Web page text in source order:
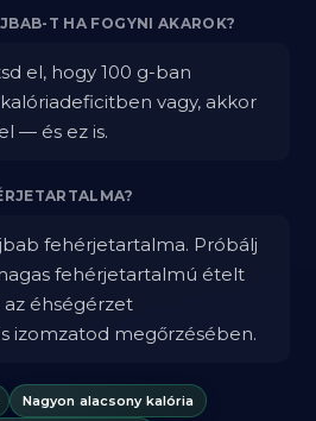
T HA FOGYNI AKAROK?
el, hogy 100 g-ban
vagy, akkor
— és ez is.
fehérjetartalma. Próbálj
fehérjetartalmú ételt
éhségérzet
izomzatod megőrzésében.
Nagyon alacsony kalória